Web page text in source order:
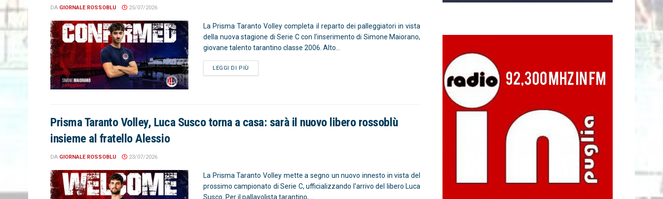
DA GIORNALE ROSSOBLU 25/07/2026
La Prisma Taranto Volley completa il reparto dei palleggiatori in vista
della nuova stagione di Serie C con l’inserimento di Simone Maiorano,
giovane talento tarantino classe 2006. Alto...
LEGGI DI PIÙ
Prisma Taranto Volley, Luca Susco torna a casa: sarà il nuovo libero rossoblù
insieme al fratello Alessio
DA GIORNALE ROSSOBLU 23/07/2026
La Prisma Taranto Volley mette a segno un nuovo innesto in vista del
prossimo campionato di Serie C, ufficializzando l'arrivo del libero Luca
Susco. Per il pallavolista tarantino,...